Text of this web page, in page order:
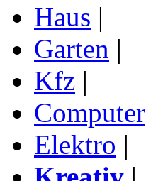
Haus |
Garten |
Kfz |
Computer
Elektro |